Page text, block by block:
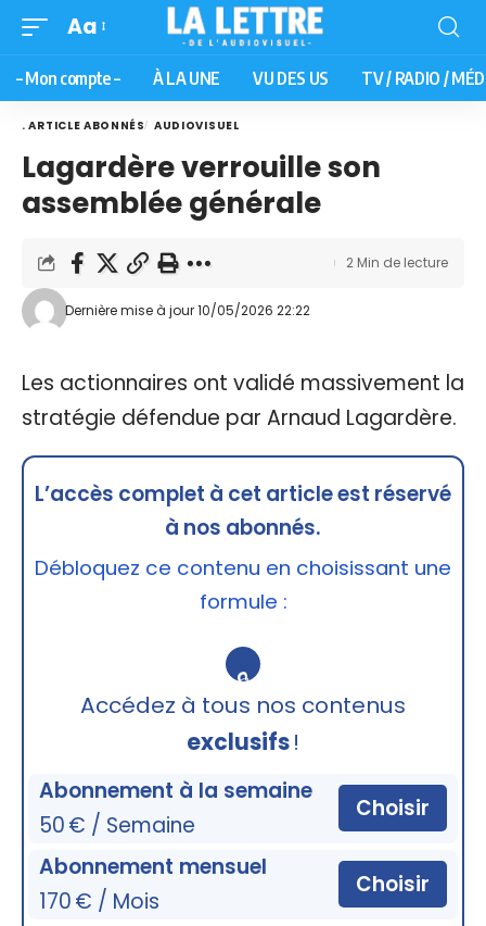
Aa
– Mon compte – À LA UNE VU DES US TV / RADIO /
. ARTICLE ABONNÉS AUDIOVISUEL
Lagardère verrouille son
assemblée générale
Dernière mise à jour 10/05/2026 22:22
2 Min de lecture
Les actionnaires ont validé massivement la
stratégie défendue par Arnaud Lagardère.
L’accès complet à cet article est réservé
à nos abonnés.
Débloquez ce contenu en choisissant une
formule :
🔒
Accédez à tous nos contenus
exclusifs!
Abonnement à la semaine
50 € / Semaine
Choisir
Abonnement mensuel
170 € / Mois
Choisir